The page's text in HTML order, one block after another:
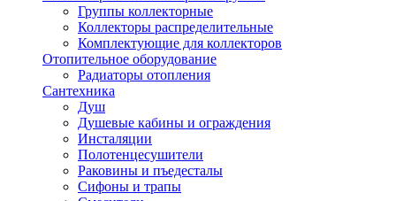
Группы коллекторные
Коллекторы распределительные
Комплектующие для коллекторов
Отопительное оборудование
Радиаторы отопления
Сантехника
Душ
Душевые кабины и ограждения
Инсталяции
Полотенцесушители
Раковины и пъедесталы
Сифоны и трапы